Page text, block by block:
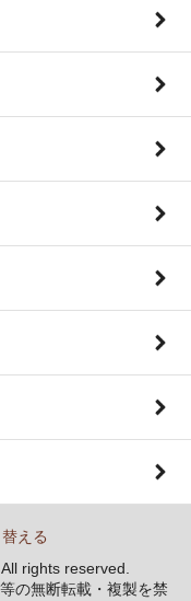
える
rights reserved.
の無断転載・複製を禁